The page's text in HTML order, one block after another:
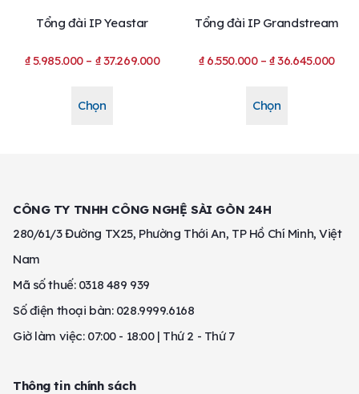
Tổng đài IP Yeastar
₫5.985.000 – ₫37.269.000
Chọn
Tổng đài IP Grandstream
₫6.550.000 – ₫36.645.000
Chọn
CÔNG TY TNHH CÔNG NGHỆ SÀI GÒN 24H
280/61/3 Đường TX25, Phường Thới An, TP Hồ Chí Minh, Việt
Nam
Mã số thuế: 0318 489 939
Số điện thoại bàn: 028.9999.6168
Giờ làm việc: 07:00 - 18:00 | Thứ 2 - Thứ 7
Thông tin chính sách